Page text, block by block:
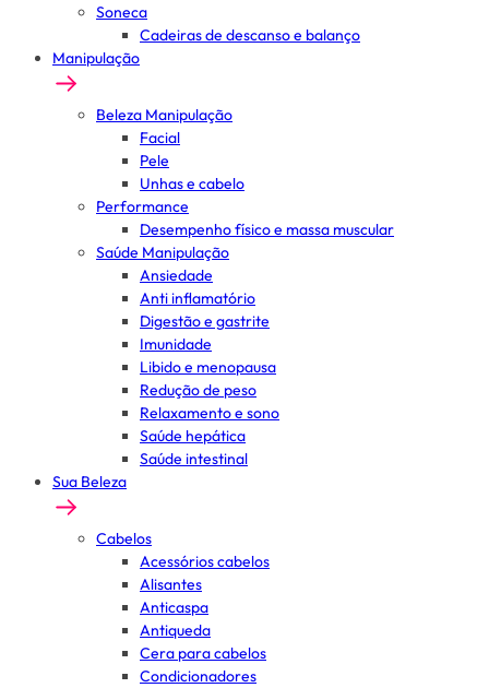
Soneca
Cadeiras de descanso e balanço
Manipulação
Beleza Manipulação
Facial
Pele
Unhas e cabelo
Performance
Desempenho físico e massa muscular
Saúde Manipulação
Ansiedade
Anti inflamatório
Digestão e gastrite
Imunidade
Libido e menopausa
Redução de peso
Relaxamento e sono
Saúde hepática
Saúde intestinal
Sua Beleza
Cabelos
Acessórios cabelos
Alisantes
Anticaspa
Antiqueda
Cera para cabelos
Condicionadores